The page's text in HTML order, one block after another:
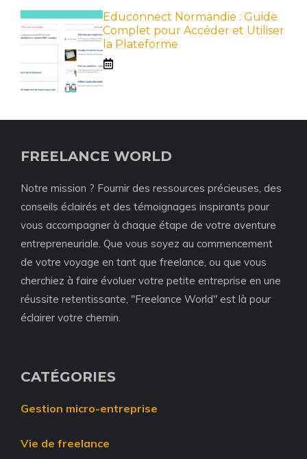
Educonnect Normandie : Guide
Complet pour Accéder et Utiliser
la Plateforme
FREELANCE WORLD
Notre mission ? Fournir des ressources précieuses, des
conseils éclairés et des témoignages inspirants pour
vous accompagner à chaque étape de votre aventure
entrepreneuriale. Que vous soyez au commencement
de votre voyage en tant que freelance, ou que vous
cherchiez à faire évoluer votre petite entreprise en une
réussite retentissante, "Freelance World" est là pour
éclairer votre chemin.
CATÉGORIES
Gestion micro-entreprise
Vie de freelance